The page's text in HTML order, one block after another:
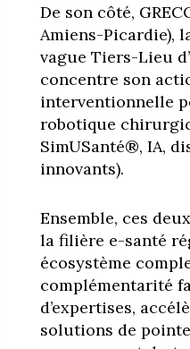
De son côté,
Amiens-Picardie),
vague Tiers-Lieu
concentre son
interventionnelle
robotique
SimUSanté®, IA,
innovants).
Ensemble, ces
la filière e-santé
écosystème
complémentarité
d’expertises,
solutions de